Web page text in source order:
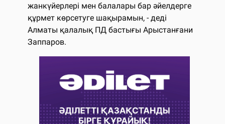
жанкүйерлері мен балалары бар әйелдерге
құрмет көрсетуге шақырамын, - деді
Алматы қалалық ПД бастығы Арыстанғани
Заппаров.